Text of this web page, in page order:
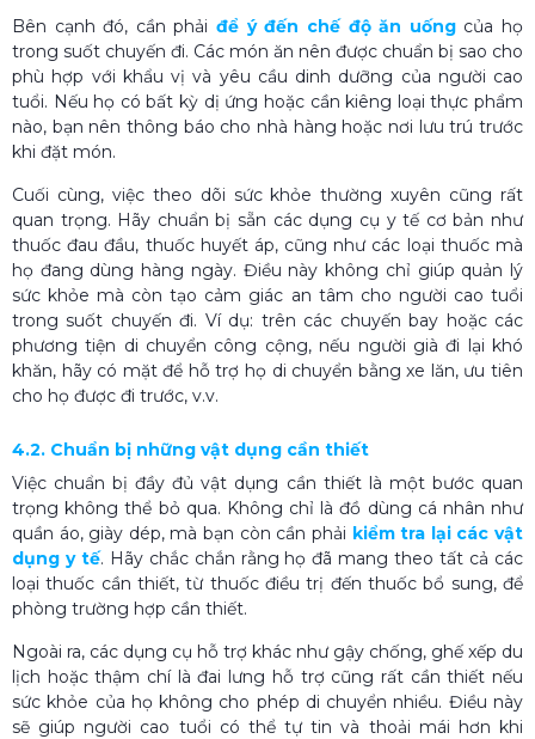
Bên cạnh đó, cần phảiđể ý đến chế độ ăn uốngcủa họ
trong suốt chuyến đi. Các món ăn nên được chuẩn bị sao cho
phù hợp với khẩu vị và yêu cầu dinh dưỡng của người cao
tuổi. Nếu họ có bất kỳ dị ứng hoặc cần kiêng loại thực phẩm
nào, bạn nên thông báo cho nhà hàng hoặc nơi lưu trú trước
khi đặt món.
Cuối cùng, việc theo dõi sức khỏe thường xuyên cũng rất
quan trọng. Hãy chuẩn bị sẵn các dụng cụ y tế cơ bản như
thuốc đau đầu, thuốc huyết áp, cũng như các loại thuốc mà
họ đang dùng hàng ngày. Điều này không chỉ giúp quản lý
sức khỏe mà còn tạo cảm giác an tâm cho người cao tuổi
trong suốt chuyến đi. Ví dụ: trên các chuyến bay hoặc các
phương tiện di chuyển công cộng, nếu người già đi lại khó
khăn, hãy có mặt để hỗ trợ họ di chuyển bằng xe lăn, ưu tiên
cho họ được đi trước, v.v.
4.2. Chuẩn bị những vật dụng cần thiết
Việc chuẩn bị đầy đủ vật dụng cần thiết là một bước quan
trọng không thể bỏ qua. Không chỉ là đồ dùng cá nhân như
quần áo, giày dép, mà bạn còn cần phải kiểm tra lại các vật
dụng y tế. Hãy chắc chắn rằng họ đã mang theo tất cả các
loại thuốc cần thiết, từ thuốc điều trị đến thuốc bổ sung, để
phòng trường hợp cần thiết.
Ngoài ra, các dụng cụ hỗ trợ khác như gậy chống, ghế xếp du
lịch hoặc thậm chí là đai lưng hỗ trợ cũng rất cần thiết nếu
sức khỏe của họ không cho phép di chuyển nhiều. Điều này
sẽ giúp người cao tuổi có thể tự tin và thoải mái hơn khi